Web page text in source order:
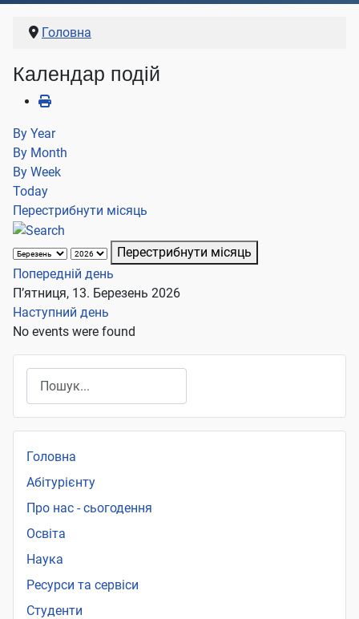
Головна
Календар подій
By Year
By Month
By Week
Today
Перестрибнути місяць
Перестрибнути місяць
Попередній день
П’ятниця, 13. Березень 2026
Наступний день
No events were found
Головна
Абітурієнту
Про нас - сьогодення
Освіта
Наука
Ресурси та сервіси
Студенти